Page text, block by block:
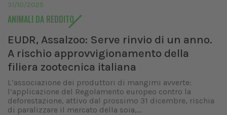
31/10/2025
ANIMALI DA REDDITO
EUDR, Assalzoo: Serve rinvio di un anno.
A rischio approvvigionamento della
filiera zootecnica italiana
L’associazione dei produttori di mangimi avverte:
l’applicazione del Regolamento europeo contro la
deforestazione, attivo dal prossimo 31 dicembre, rischia
di paralizzare il mercato della soia,...